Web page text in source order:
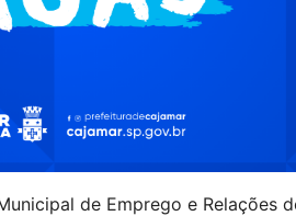
de Emprego e Relações